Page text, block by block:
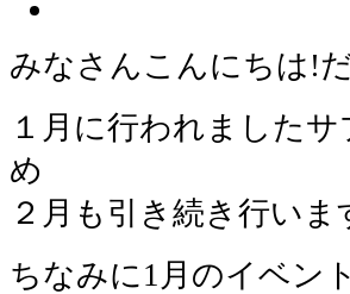
みなさんこんにちは!
１月に行われました
め
２月も引き続き行いま
ちなみに1月のイベン